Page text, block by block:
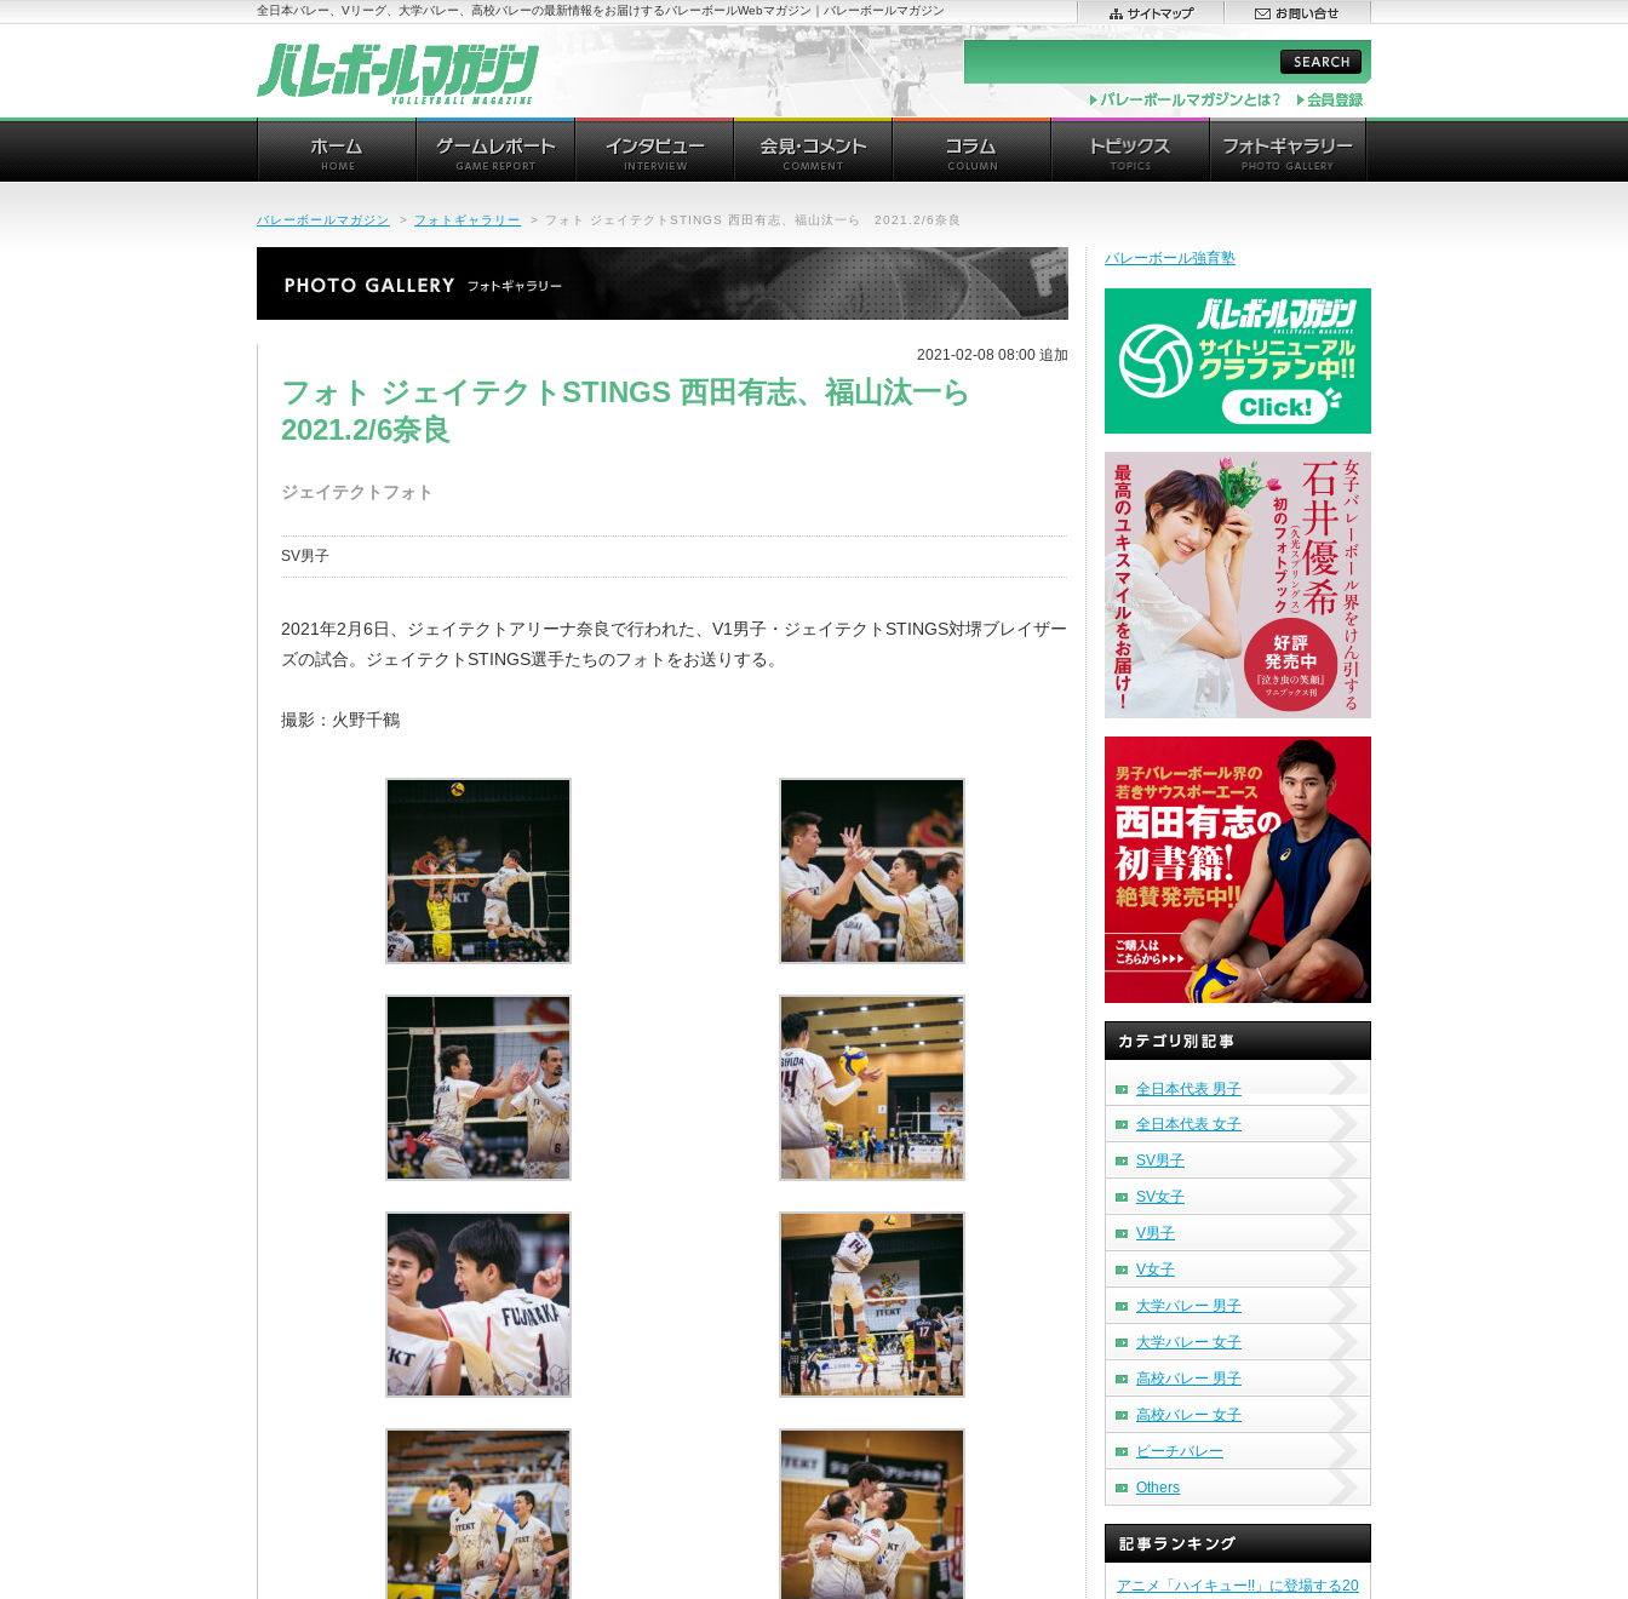
全日本バレー、Vリーグ、大学バレー、高校バレーの最新情報をお届けするバレーボールWebマガジン｜バレーボールマガジン
バレーボールマガジン > フォトギャラリー > フォト ジェイテクトSTINGS 西田有志、福山汰一ら 2021.2/6奈良
2021-02-08 08:00 追加
フォト ジェイテクトSTINGS 西田有志、福山汰一ら
2021.2/6奈良
ジェイテクトフォト
SV男子
2021年2月6日、ジェイテクトアリーナ奈良で行われた、V1男子・ジェイテクトSTINGS対堺ブレイザー
ズの試合。ジェイテクトSTINGS選手たちのフォトをお送りする。
撮影：火野千鶴
バレーボール強育塾
全日本代表 男子
全日本代表 女子
SV男子
SV女子
V男子
V女子
大学バレー 男子
大学バレー 女子
高校バレー 男子
高校バレー 女子
ビーチバレー
Others
アニメ「ハイキュー!!」に登場する20